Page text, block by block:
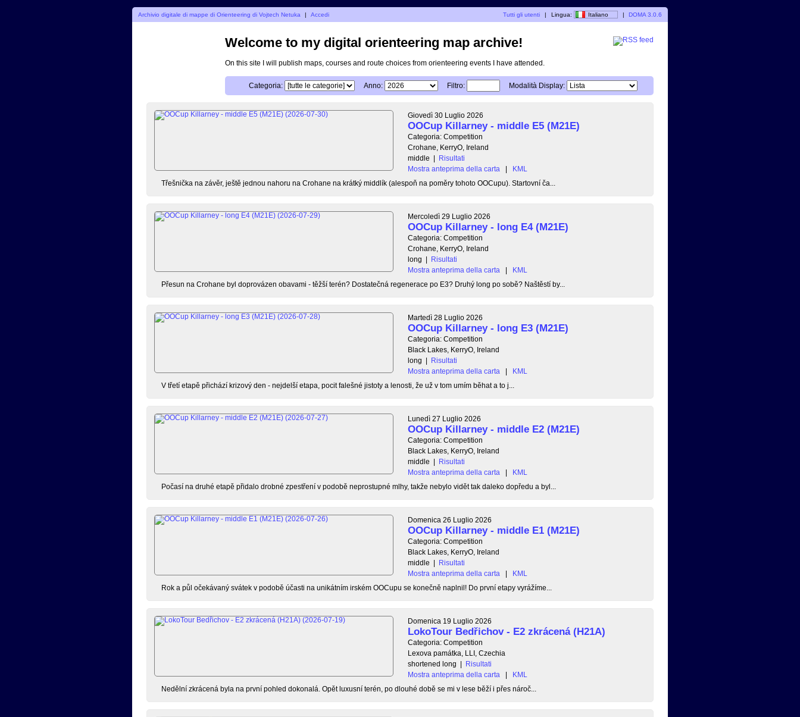
Archivio digitale di mappe di Orienteering di Vojtech Netuka | Accedi Tutti gli utenti | Lingua: Italiano | DOMA 3.0.6
Welcome to my digital orienteering map archive!
On this site I will publish maps, courses and route choices from orienteering events I have attended.
Categoria: Anno: Filtro: Modalità Display:
Giovedì 30 Luglio 2026
OOCup Killarney - middle E5 (M21E)
Categoria: Competition
Crohane, KerryO, Ireland
middle | Risultati
Mostra anteprima della carta
|
KML
Třešnička na závěr, ještě jednou nahoru na Crohane na krátký middlík (alespoň na poměry tohoto OOCupu). Startovní ča...
Mercoledì 29 Luglio 2026
OOCup Killarney - long E4 (M21E)
Categoria: Competition
Crohane, KerryO, Ireland
long | Risultati
Mostra anteprima della carta
|
KML
Přesun na Crohane byl doprovázen obavami - těžší terén? Dostatečná regenerace po E3? Druhý long po sobě? Naštěstí by...
Martedì 28 Luglio 2026
OOCup Killarney - long E3 (M21E)
Categoria: Competition
Black Lakes, KerryO, Ireland
long | Risultati
Mostra anteprima della carta
|
KML
V třetí etapě přichází krizový den - nejdelší etapa, pocit falešné jistoty a lenosti, že už v tom umím běhat a to j...
Lunedì 27 Luglio 2026
OOCup Killarney - middle E2 (M21E)
Categoria: Competition
Black Lakes, KerryO, Ireland
middle | Risultati
Mostra anteprima della carta
|
KML
Počasí na druhé etapě přidalo drobné zpestření v podobě neprostupné mlhy, takže nebylo vidět tak daleko dopředu a byl...
Domenica 26 Luglio 2026
OOCup Killarney - middle E1 (M21E)
Categoria: Competition
Black Lakes, KerryO, Ireland
middle | Risultati
Mostra anteprima della carta
|
KML
Rok a půl očekávaný svátek v podobě účasti na unikátním irském OOCupu se konečně naplnil! Do první etapy vyrážíme...
Domenica 19 Luglio 2026
LokoTour Bedřichov - E2 zkrácená (H21A)
Categoria: Competition
Lexova památka, LLI, Czechia
shortened long | Risultati
Mostra anteprima della carta
|
KML
Nedělní zkrácená byla na první pohled dokonalá. Opět luxusní terén, po dlouhé době se mi v lese běží i přes nároč...